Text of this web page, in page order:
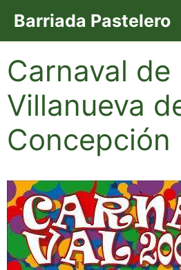
contenido
Barriada Pastelero
Carnaval de
Villanueva
Concepción